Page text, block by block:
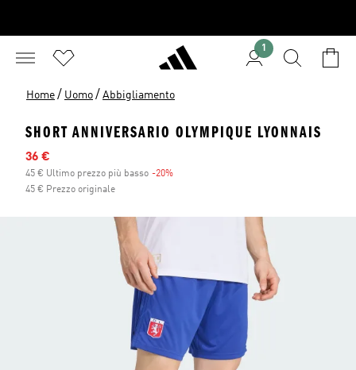
1
Home / Uomo / Abbigliamento
SHORT ANNIVERSARIO OLYMPIQUE LYONNAIS
Prezzo scontato
36 €
45 € Ultimo prezzo più basso -20%
45 € Prezzo originale